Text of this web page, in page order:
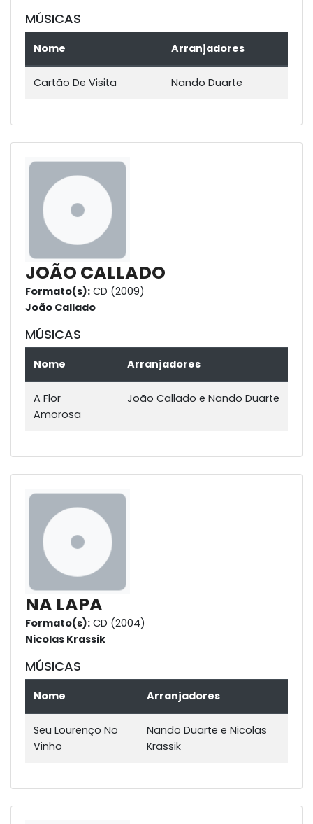
MÚSICAS
Nome Arranjadores
Cartão De Visita Nando Duarte
JOÃO CALLADO
Formato(s): CD (2009)
João Callado
MÚSICAS
Nome Arranjadores
A Flor
Amorosa
João Callado e Nando Duarte
NA LAPA
Formato(s): CD (2004)
Nicolas Krassik
MÚSICAS
Nome Arranjadores
Seu Lourenço No
Vinho
Nando Duarte e Nicolas
Krassik